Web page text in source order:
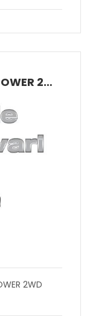
QASHQAI N-CONNECTA E-POWER 2WD
2WD